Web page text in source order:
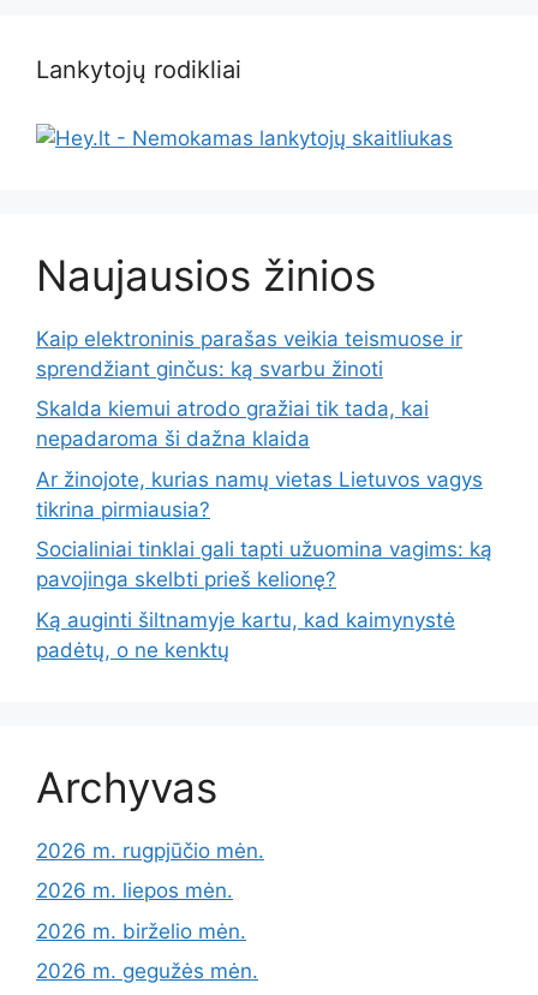
Lankytojų rodikliai
Naujausios žinios
Kaip elektroninis parašas veikia teismuose ir
sprendžiant ginčus: ką svarbu žinoti
Skalda kiemui atrodo gražiai tik tada, kai
nepadaroma ši dažna klaida
Ar žinojote, kurias namų vietas Lietuvos vagys
tikrina pirmiausia?
Socialiniai tinklai gali tapti užuomina vagims: ką
pavojinga skelbti prieš kelionę?
Ką auginti šiltnamyje kartu, kad kaimynystė
padėtų, o ne kenktų
Archyvas
2026 m. rugpjūčio mėn.
2026 m. liepos mėn.
2026 m. birželio mėn.
2026 m. gegužės mėn.